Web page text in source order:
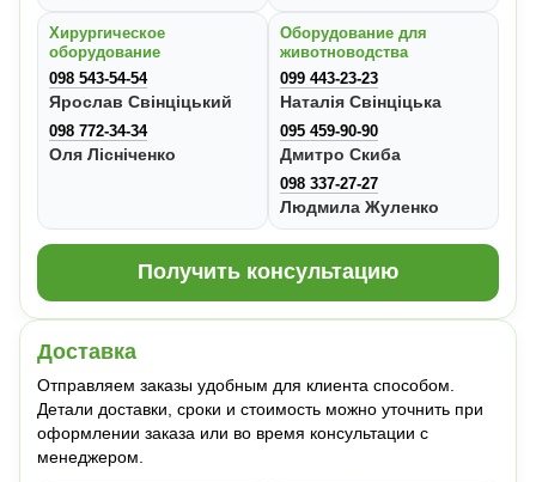
Хирургическое
оборудование
098 543-54-54
Ярослав Свінціцький
098 772-34-34
Оля Лісніченко
Оборудование для
животноводства
099 443-23-23
Наталія Свінціцька
095 459-90-90
Дмитро Скиба
098 337-27-27
Людмила Жуленко
Получить консультацию
Доставка
Отправляем заказы удобным для клиента способом.
Детали доставки, сроки и стоимость можно уточнить при
оформлении заказа или во время консультации с
менеджером.